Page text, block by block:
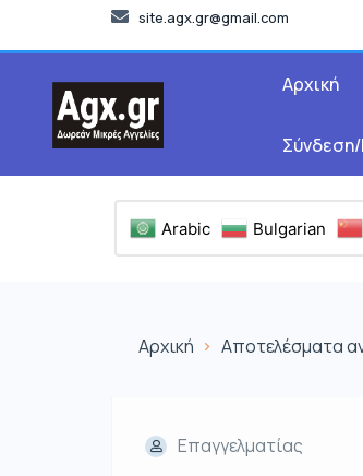
site.agx.gr@gmail.com
Αρχική
Arabic Bulgarian
Αρχική Αποτελέσματα
Επαγγελματίας